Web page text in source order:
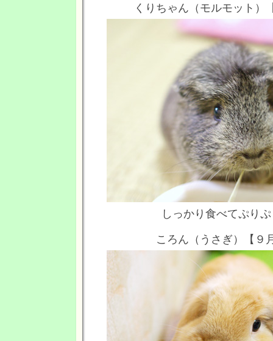
くりちゃん（モルモット）
しっかり食べてぷり
ころん（うさぎ）【９